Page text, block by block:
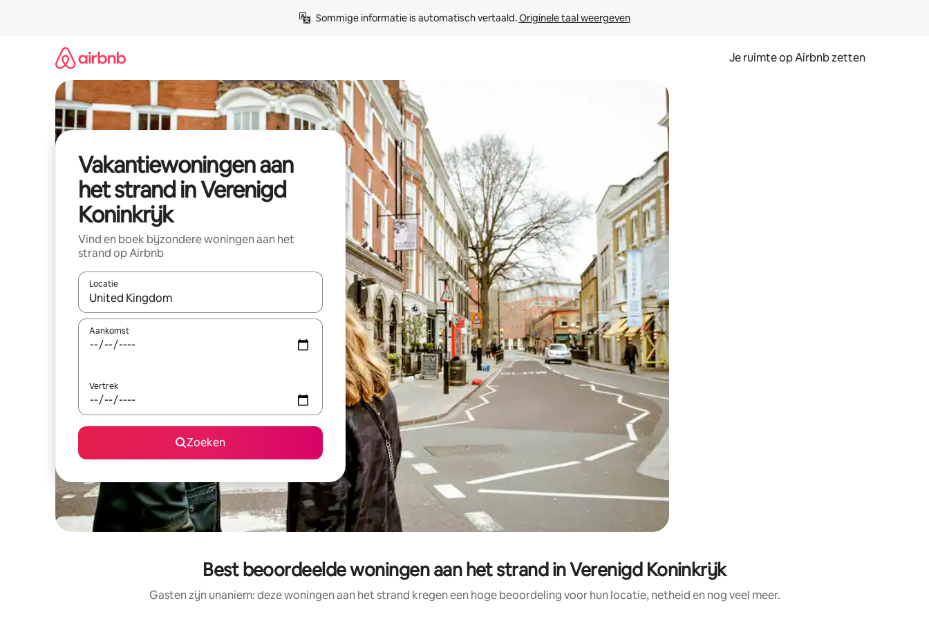
Sommige informatie is automatisch vertaald. Originele taal weergeven
Je ruimte op Airbnb zetten
Vakantiewoningen aan
het strand in Verenigd
Koninkrijk
Vind en boek bijzondere woningen aan het
strand op Airbnb
Locatie
Wanneer er suggesties beschikbaar zijn, maak je een keuze met je de pijltjestoetsen omhoog en omlaag, óf door te tikken of swipen.
Aankomst
Vertrek
Zoeken
Best beoordeelde woningen aan het strand in Verenigd Koninkrijk
Gasten zijn unaniem: deze woningen aan het strand kregen een hoge beoordeling voor hun locatie, netheid en nog veel meer.